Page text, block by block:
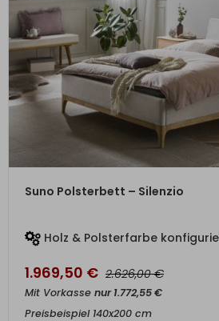
ZUM PRODUKT
Suno Polsterbett – Silenzio
Holz & Polsterfarbe
1.969,50 € 2.626,00€
Mit Vorkasse nur1.772,55€
Preisbeispiel 140x200 cm